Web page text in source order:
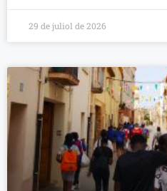
29 de juliol de 2026